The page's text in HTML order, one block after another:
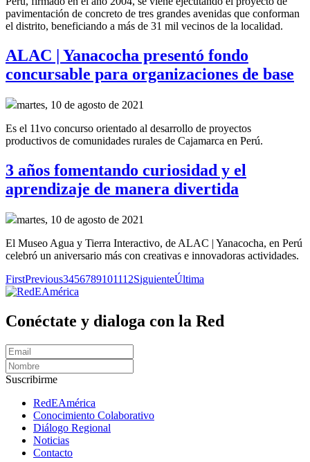
pavimentación de concreto de tres grandes avenidas que conforman
el distrito, beneficiando a más de 31 mil vecinos de la localidad.
ALAC | Yanacocha presentó fondo
concursable para organizaciones de base
martes, 10 de agosto de 2021
Es el 11vo concurso orientado al desarrollo de proyectos
productivos de comunidades rurales de Cajamarca en Perú.
3 años fomentando curiosidad y el
aprendizaje de manera divertida
martes, 10 de agosto de 2021
El Museo Agua y Tierra Interactivo, de ALAC | Yanacocha, en Perú
celebró un aniversario más con creativas e innovadoras actividades.
FirstPrevious3456789101112SiguienteÚltima
Conéctate y dialoga con la Red
Suscribirme
RedEAmérica
Conocimiento Colaborativo
Diálogo Regional
Noticias
Contacto